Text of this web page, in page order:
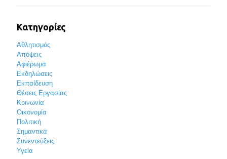
Κατηγορίες
Αθλητισμός
Απόψεις
Αφιέρωμα
Εκδηλώσεις
Εκπαίδευση
Θέσεις Εργασίας
Κοινωνία
Οικονομία
Πολιτική
Σημαντικά
Συνεντεύξεις
Υγεία